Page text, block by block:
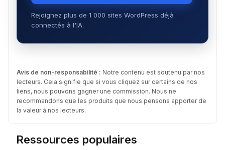
Rejoignez plus de 1 000 sites WordPress déjà
connectés à l'IA.
Avis de non-responsabilité : Notre contenu est soutenu par nos
lecteurs. Cela signifie que si vous cliquez sur certains de nos
liens, nous pouvons gagner une commission. Nous ne
recommandons que les produits que nous pensons apporter de
la valeur à nos lecteurs.
Ressources populaires